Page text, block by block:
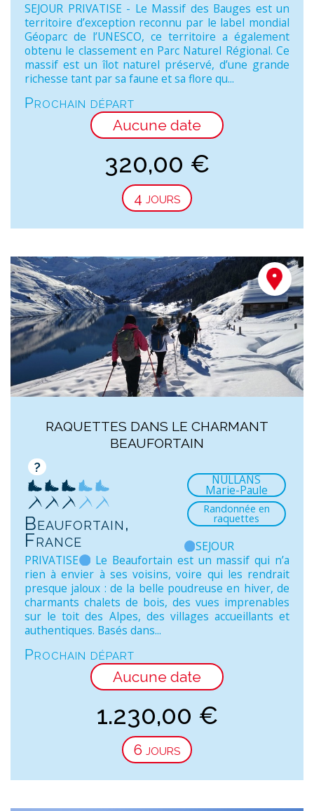
SEJOUR PRIVATISE - Le Massif des Bauges est un
territoire d’exception reconnu par le label mondial
Géoparc de l’UNESCO, ce territoire a également
obtenu le classement en Parc Naturel Régional. Ce
massif est un îlot naturel préservé, d’une grande
richesse tant par sa faune et sa flore qu...
Prochain départ
Aucune date
320,00 €
4 jours
RAQUETTES DANS LE CHARMANT
BEAUFORTAIN
?
Beaufortain,
France
NULLANS
Marie-Paule
Randonnée en
raquettes
SEJOUR
PRIVATISE
Le Beaufortain est un massif qui n’a
rien à envier à ses voisins, voire qui les rendrait
presque jaloux : de la belle poudreuse en hiver, de
charmants chalets de bois, des vues imprenables
sur le toit des Alpes, des villages accueillants et
authentiques. Basés dans...
Prochain départ
Aucune date
1.230,00 €
6 jours